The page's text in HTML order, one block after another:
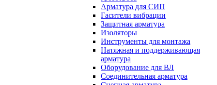
Арматура для СИП
Гасители вибрации
Защитная арматура
Изоляторы
Инструменты для монтажа
Натяжная и поддерживающая
арматура
Оборудование для ВЛ
Соединительная арматура